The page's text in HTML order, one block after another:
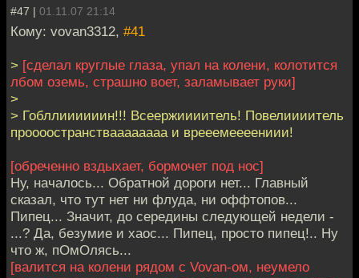
#47 | 01.11.07 21:14
Кому: vovan3312, #41
> [сделал круглые глаза, упал на колени, колотится
лбом оземь, страшно воет, заламывает руки]
>
> Гобллиииииин!!! Всеержиииитель! Повелиииитель
проооостранстваааааааа и врееемеееениии!
[обреченно вздыхает, бормочет под нос]
Ну, началось... Обратной дороги нет... Главный
сказал, что тут нет ни флуда, ни оффтопов...
Пипец... Значит, до середины следующей недели -
...? Да, безумие и хаос... Пипец, просто пипец!.. Ну
что ж, пОмОлясь...
[валится на колени рядом с Vovan-ом, неумело